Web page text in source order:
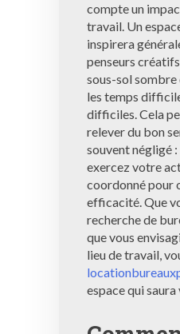
compte un
travail. Un
inspirera
penseurs
sous-sol
les temps
difficiles. Cela
relever du bon
souvent négligé :
exercez votre
coordonné pour
efficacité. Que
recherche de
que vous
lieu de travail,
espace qui